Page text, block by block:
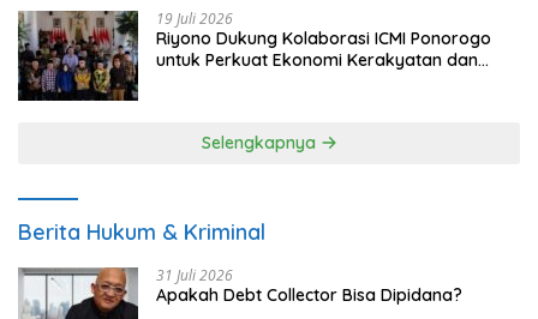
19 Juli 2026
Riyono Dukung Kolaborasi ICMI Ponorogo
untuk Perkuat Ekonomi Kerakyatan dan
Selengkapnya
Berita Hukum & Kriminal
31 Juli 2026
Apakah Debt Collector Bisa Dipidana?